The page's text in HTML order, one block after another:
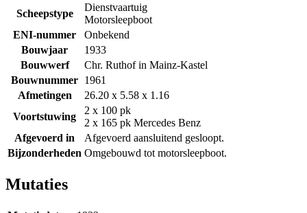
Scheepstype
Dienstvaartuig
Motorsleepboot
ENI-nummer
Onbekend
Bouwjaar
1933
Bouwwerf
Chr. Ruthof in Mainz-Kastel
Bouwnummer 1961
Afmetingen
26.20 x 5.58 x 1.16
Voortstuwing
2 x 100 pk
2 x 165 pk Mercedes Benz
Afgevoerd in
Afgevoerd aansluitend gesloopt.
Bijzonderheden Omgebouwd tot motorsleepboot.
Mutaties